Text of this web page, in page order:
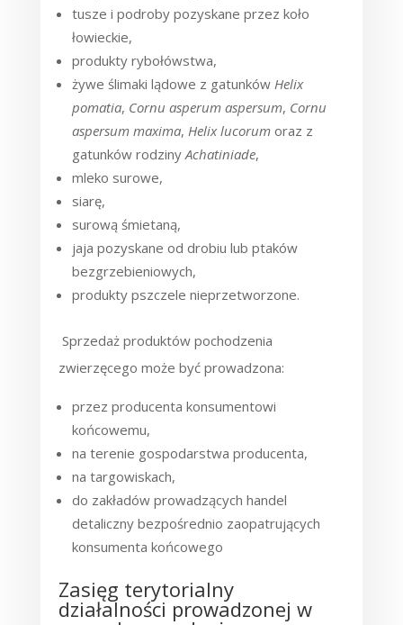
tusze i podroby pozyskane przez koło
łowieckie,
produkty rybołówstwa,
żywe ślimaki lądowe z gatunków Helix
pomatia, Cornu asperum aspersum, Cornu
aspersum maxima, Helix lucorumoraz z
gatunków rodzinyAchatiniade,
mleko surowe,
siarę,
surową śmietaną,
jaja pozyskane od drobiu lub ptaków
bezgrzebieniowych,
produkty pszczele nieprzetworzone.
Sprzedaż produktów pochodzenia
zwierzęcego może być prowadzona:
przez producenta konsumentowi
końcowemu,
na terenie gospodarstwa producenta,
na targowiskach,
do zakładów prowadzących handel
detaliczny bezpośrednio zaopatrujących
konsumenta końcowego
Zasięg terytorialny
działalności prowadzonej w